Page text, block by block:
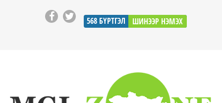
568 БҮРТГЭЛ ШИНЭЭР НЭМЭХ